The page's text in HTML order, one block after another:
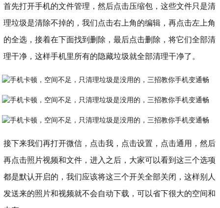
首先打开手机的文件管理，然后点击压缩包，这些文件只是清
理垃圾是清除不掉的，我们点击右上角的编辑，再点击左上角
的全选，接着在下面找到删除，最后点击删除，将它们全部清
理干净，这样手机里所有的隐藏垃圾就全部清理干净了。
接下来我们再打开微信，点击我，点击设置，点击通用，然后
再点击照片视频和文件，进入之后，大家可以看到这三个选项
都是默认开启的，我们应该将这三个开关全部关闭，这样别人
发送来的照片和视频就不会自动下载，可以省下很大的空间和